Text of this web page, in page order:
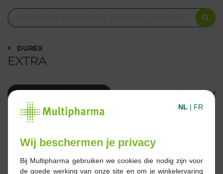
DUREX
EXTRA
NL | FR
Wij beschermen je privacy
Bij Multipharma gebruiken we cookies die nodig zijn voor
de goede werking van onze site en om je winkelervaring